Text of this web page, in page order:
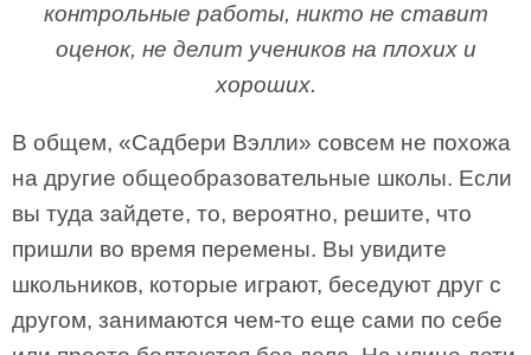
контрольные работы, никто не ставит
оценок, не делит учеников на плохих и
хороших.
В общем, «Садбери Вэлли» совсем не похожа
на другие общеобразовательные школы. Если
вы туда зайдете, то, вероятно, решите, что
пришли во время перемены. Вы увидите
школьников, которые играют, беседуют друг с
другом, занимаются чем-то еще сами по себе